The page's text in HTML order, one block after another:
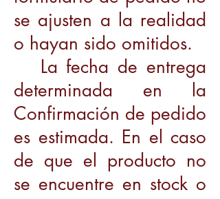
se ajusten a la realidad
o hayan sido omitidos.
La fecha de entrega
determinada en la
Confirmación de pedido
es estimada. En el caso
de que el producto no
se encuentre en stock o